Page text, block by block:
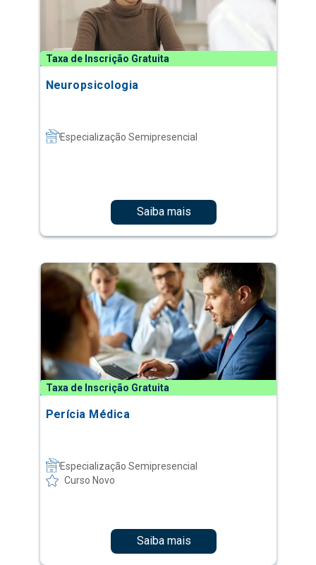
Taxa de Inscrição Gratuita
Neuropsicologia
Especialização Semipresencial
Saiba mais
Taxa de Inscrição Gratuita
Perícia Médica
Especialização Semipresencial
Curso Novo
Saiba mais